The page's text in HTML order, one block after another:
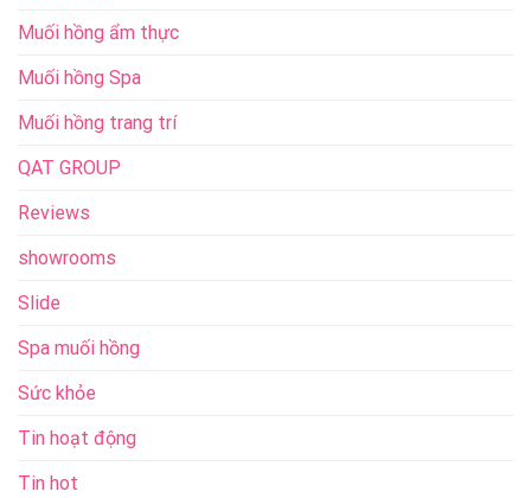
Muối hồng ẩm thực
Muối hồng Spa
Muối hồng trang trí
QAT GROUP
Reviews
showrooms
Slide
Spa muối hồng
Sức khỏe
Tin hoạt động
Tin hot